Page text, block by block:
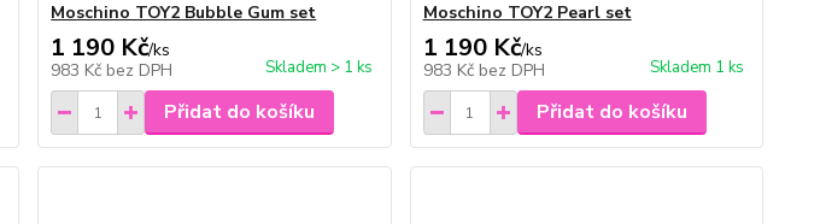
Moschino TOY2 Bubble Gum set
1 190 Kč/ks
983 Kč bez DPH Skladem > 1 ks
Přidat do košíku
Moschino TOY2 Pearl set
1 190 Kč/ks
983 Kč bez DPH Skladem 1 ks
Přidat do košíku